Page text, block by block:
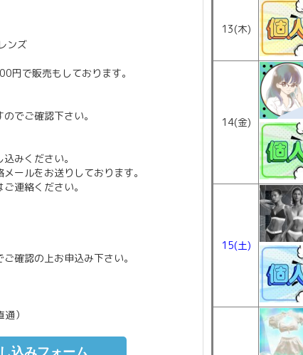
ンズ
円で販売もしております。
でご確認下さい。
みください。
ールをお送りしております。
連絡ください。
確認の上お申込み下さい。
）
込みフォーム
13(木)
14(金)
15(土)